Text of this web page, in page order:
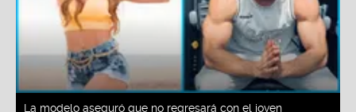
La modelo aseguró que no regresará con el joven